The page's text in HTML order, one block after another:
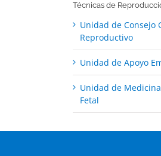
Técnicas de
Unidad de Consejo
Reproductivo
Unidad de Apoyo
Unidad de
Fetal